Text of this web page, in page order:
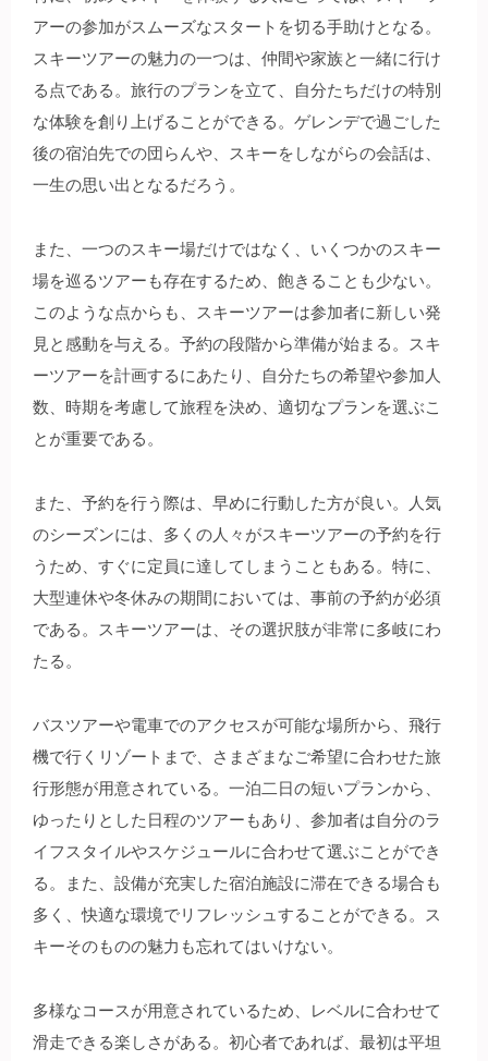
アーの参加がスムーズなスタートを切る手助けとなる。
スキーツアーの魅力の一つは、仲間や家族と一緒に行け
る点である。旅行のプランを立て、自分たちだけの特別
な体験を創り上げることができる。ゲレンデで過ごした
後の宿泊先での団らんや、スキーをしながらの会話は、
一生の思い出となるだろう。
また、一つのスキー場だけではなく、いくつかのスキー
場を巡るツアーも存在するため、飽きることも少ない。
このような点からも、スキーツアーは参加者に新しい発
見と感動を与える。予約の段階から準備が始まる。スキ
ーツアーを計画するにあたり、自分たちの希望や参加人
数、時期を考慮して旅程を決め、適切なプランを選ぶこ
とが重要である。
また、予約を行う際は、早めに行動した方が良い。人気
のシーズンには、多くの人々がスキーツアーの予約を行
うため、すぐに定員に達してしまうこともある。特に、
大型連休や冬休みの期間においては、事前の予約が必須
である。スキーツアーは、その選択肢が非常に多岐にわ
たる。
バスツアーや電車でのアクセスが可能な場所から、飛行
機で行くリゾートまで、さまざまなご希望に合わせた旅
行形態が用意されている。一泊二日の短いプランから、
ゆったりとした日程のツアーもあり、参加者は自分のラ
イフスタイルやスケジュールに合わせて選ぶことができ
る。また、設備が充実した宿泊施設に滞在できる場合も
多く、快適な環境でリフレッシュすることができる。ス
キーそのものの魅力も忘れてはいけない。
多様なコースが用意されているため、レベルに合わせて
滑走できる楽しさがある。初心者であれば、最初は平坦